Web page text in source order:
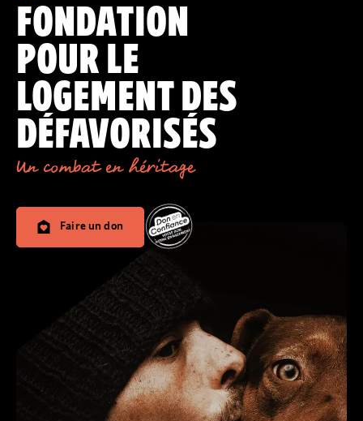
FONDATION
POUR LE
LOGEMENT DES
DÉFAVORISÉS
Un combat en héritage
Faire un don